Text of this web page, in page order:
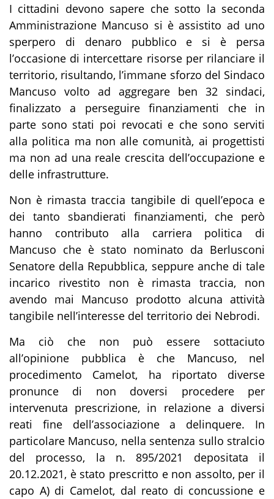
I cittadini devono sapere che sotto la seconda
Amministrazione Mancuso si è assistito ad uno
sperpero di denaro pubblico e si è persa
l’occasione di intercettare risorse per rilanciare il
territorio, risultando, l’immane sforzo del Sindaco
Mancuso volto ad aggregare ben 32 sindaci,
finalizzato a perseguire finanziamenti che in
parte sono stati poi revocati e che sono serviti
alla politica ma non alle comunità, ai progettisti
ma non ad una reale crescita dell’occupazione e
delle infrastrutture.
Non è rimasta traccia tangibile di quell’epoca e
dei tanto sbandierati finanziamenti, che però
hanno contributo alla carriera politica di
Mancuso che è stato nominato da Berlusconi
Senatore della Repubblica, seppure anche di tale
incarico rivestito non è rimasta traccia, non
avendo mai Mancuso prodotto alcuna attività
tangibile nell’interesse del territorio dei Nebrodi.
Ma ciò che non può essere sottaciuto
all’opinione pubblica è che Mancuso, nel
procedimento Camelot, ha riportato diverse
pronunce di non doversi procedere per
intervenuta prescrizione, in relazione a diversi
reati fine dell’associazione a delinquere. In
particolare Mancuso, nella sentenza sullo stralcio
del processo, la n. 895/2021 depositata il
20.12.2021, è stato prescritto e non assolto, per il
capo A) di Camelot, dal reato di concussione e